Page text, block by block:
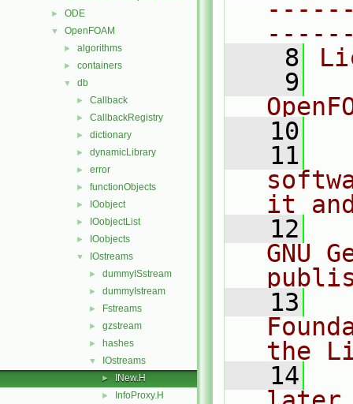
► ODE
▼ OpenFOAM
► algorithms
► containers
▼ db
► Callback
► CallbackRegistry
► dictionary
► dynamicLibrary
► error
► functionObjects
► IOobject
► IOobjectList
► IOobjects
▼ IOstreams
► dummyISstream
► dummyIstream
► Fstreams
► gzstream
► hashes
▼ IOstreams
► INew.H
► InfoProxy.H
    8
    9
   10
   11
it
   12
GNU
   13
the
   14